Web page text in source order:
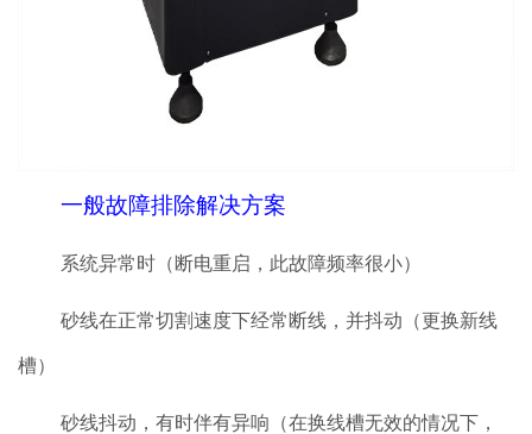
一般故障排除解决方案
系统异常时（断电重启，此故障频率很小）
砂线在正常切割速度下经常断线，并抖动（更换新线
槽）
砂线抖动，有时伴有异响（在换线槽无效的情况下，